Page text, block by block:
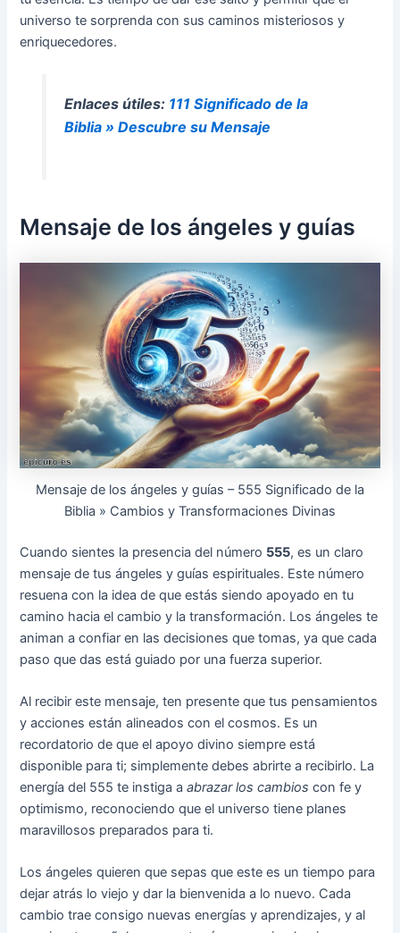
universo te sorprenda con sus caminos misteriosos y
enriquecedores.
Enlaces útiles: 111 Significado de la
Biblia » Descubre su Mensaje
Mensaje de los ángeles y guías
Mensaje de los ángeles y guías – 555 Significado de la
Biblia » Cambios y Transformaciones Divinas
Cuando sientes la presencia del número 555, es un claro
mensaje de tus ángeles y guías espirituales. Este número
resuena con la idea de que estás siendo apoyado en tu
camino hacia el cambio y la transformación. Los ángeles te
animan a confiar en las decisiones que tomas, ya que cada
paso que das está guiado por una fuerza superior.
Al recibir este mensaje, ten presente que tus pensamientos
y acciones están alineados con el cosmos. Es un
recordatorio de que el apoyo divino siempre está
disponible para ti; simplemente debes abrirte a recibirlo. La
energía del 555 te instiga aabrazar los cambios con fe y
optimismo, reconociendo que el universo tiene planes
maravillosos preparados para ti.
Los ángeles quieren que sepas que este es un tiempo para
dejar atrás lo viejo y dar la bienvenida a lo nuevo. Cada
cambio trae consigo nuevas energías y aprendizajes, y al